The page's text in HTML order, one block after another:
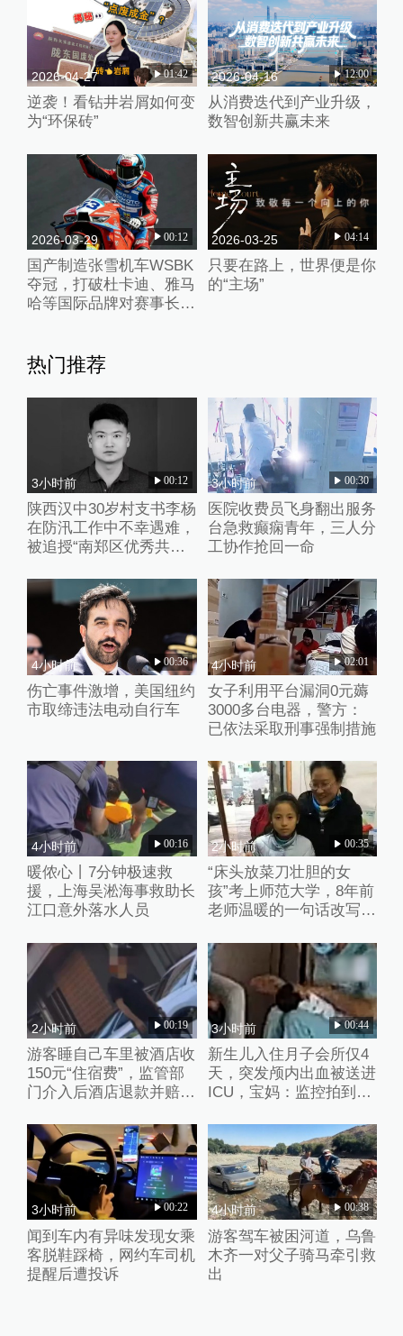
2026-04-27 01:42
逆袭！看钻井岩屑如何变
为“环保砖”
2026-04-16 12:00
从消费迭代到产业升级，
数智创新共赢未来
2026-03-29 00:12
国产制造张雪机车WSBK
夺冠，打破杜卡迪、雅马
哈等国际品牌对赛事长期
2026-03-25 04:14
只要在路上，世界便是你
的“主场”
热门推荐
3小时前 00:12
陕西汉中30岁村支书李杨
在防汛工作中不幸遇难，
被追授“南郑区优秀共产
3小时前 00:30
医院收费员飞身翻出服务
台急救癫痫青年，三人分
工协作抢回一命
4小时前 00:36
伤亡事件激增，美国纽约
市取缔违法电动自行车
4小时前 02:01
女子利用平台漏洞0元薅
3000多台电器，警方：
已依法采取刑事强制措施
4小时前 00:16
暖侬心丨7分钟极速救
援，上海吴淞海事救助长
江口意外落水人员
2小时前 00:35
“床头放菜刀壮胆的女
孩”考上师范大学，8年前
老师温暖的一句话改写了
2小时前 00:19
游客睡自己车里被酒店收
150元“住宿费”，监管部
门介入后酒店退款并赔偿
3小时前 00:44
新生儿入住月子会所仅4
天，突发颅内出血被送进
ICU，宝妈：监控拍到护
3小时前 00:22
闻到车内有异味发现女乘
客脱鞋踩椅，网约车司机
提醒后遭投诉
4小时前 00:38
游客驾车被困河道，乌鲁
木齐一对父子骑马牵引救
出